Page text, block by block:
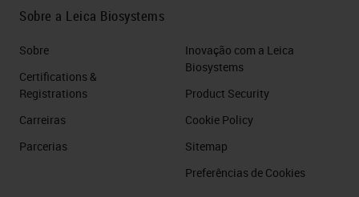
Sobre a Leica Biosystems
Sobre
Certifications &
Registrations
Carreiras
Parcerias
Inovação com a Leica
Biosystems
Product Security
Cookie Policy
Sitemap
Preferências de Cookies